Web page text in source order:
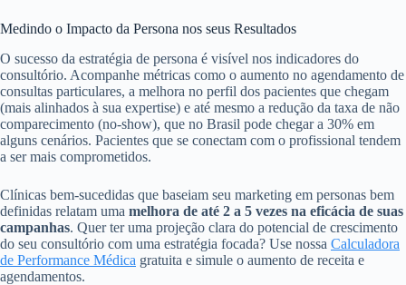
Medindo o Impacto da Persona nos seus Resultados
O sucesso da estratégia de persona é visível nos indicadores do
consultório. Acompanhe métricas como o aumento no agendamento de
consultas particulares, a melhora no perfil dos pacientes que chegam
(mais alinhados à sua expertise) e até mesmo a redução da taxa de não
comparecimento (no-show), que no Brasil pode chegar a 30% em
alguns cenários. Pacientes que se conectam com o profissional tendem
a ser mais comprometidos.
Clínicas bem-sucedidas que baseiam seu marketing em personas bem
definidas relatam uma melhora de até 2 a 5 vezes na eficácia de suas
campanhas. Quer ter uma projeção clara do potencial de crescimento
do seu consultório com uma estratégia focada? Use nossa Calculadora
de Performance Médica gratuita e simule o aumento de receita e
agendamentos.